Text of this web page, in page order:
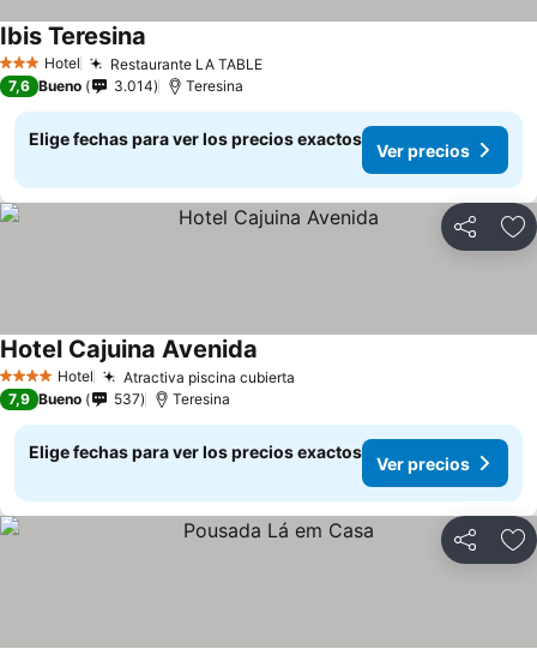
3 Estrellas
Hotel Restaurante LA TABLEVer precios
Ibis Teresina
7,6 Bueno 3.014 Teresina
Elige fechas para ver los precios exactos
Ver precios
Compartir
4 EstrellasHotel Atractiva piscina cubierta
Hotel Cajuina Avenida
7,9 Bueno 537 Teresina
Elige fechas para ver los precios exactos
Ver precios
Compartir